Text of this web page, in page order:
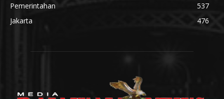
Pemerintahan
537
Jakarta
476